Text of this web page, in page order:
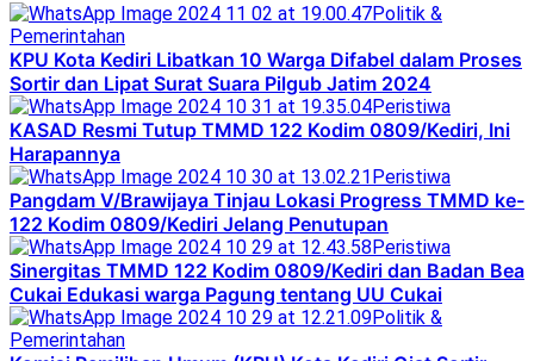
Politik &
Pemerintahan
KPU Kota Kediri Libatkan 10 Warga Difabel dalam Proses
Sortir dan Lipat Surat Suara Pilgub Jatim 2024
Peristiwa
KASAD Resmi Tutup TMMD 122 Kodim 0809/Kediri, Ini
Harapannya
Peristiwa
Pangdam V/Brawijaya Tinjau Lokasi Progress TMMD ke-
122 Kodim 0809/Kediri Jelang Penutupan
Peristiwa
Sinergitas TMMD 122 Kodim 0809/Kediri dan Badan Bea
Cukai Edukasi warga Pagung tentang UU Cukai
Politik &
Pemerintahan